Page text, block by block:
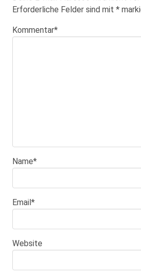
Erforderliche Felder sind mit *
Kommentar*
Name*
Email*
Website